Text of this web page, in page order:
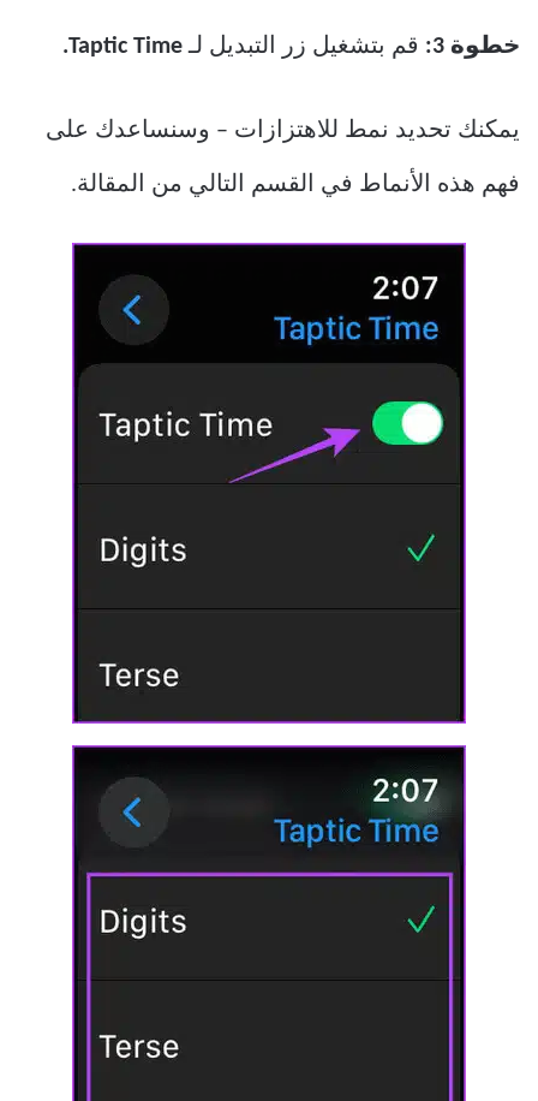
خطوة 3: قم بتشغيل زر التبديل لـ Taptic Time.
يمكنك تحديد نمط للاهتزازات – وسنساعدك على
فهم هذه الأنماط في القسم التالي من المقالة.